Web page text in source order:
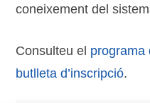
coneixement del
Consulteu el
butlleta d’inscripció.